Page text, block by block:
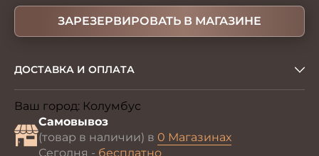
ЗАРЕЗЕРВИРОВАТЬ В МАГАЗИНЕ
ДОСТАВКА И ОПЛАТА
Ваш город: Колумбус
Самовывоз
(товар в наличии) в 0 Магазинах
Сегодня - бесплатно